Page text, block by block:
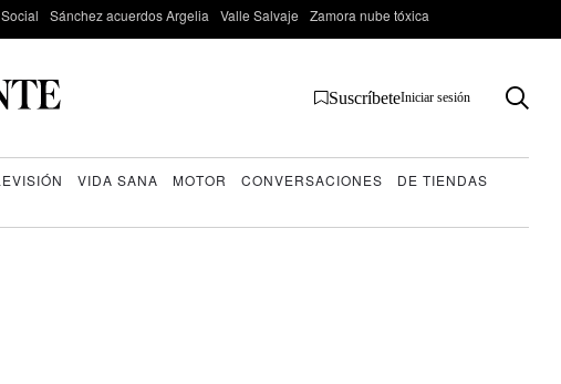
Sánchez acuerdos Argelia Valle Salvaje Zamora nube tóxica
SuscríbeteIniciar sesión
VIDA SANA MOTOR CONVERSACIONES
DE TIENDAS